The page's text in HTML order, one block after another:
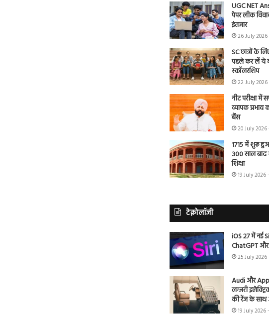
UGC NET
पेपर लीक
इंतजार
26 July 2026
SC छात्रों के
पहले कर लें ये
स्कॉलरशिप
22 July 2026
नीट परीक्षा में
व्यापक प्रभाव
बैंस
20 July 2026
1715 में शुरू
300 साल बाद
शिक्षा
19 July 2026
टेक्नोलॉजी
iOS 27 में नई
ChatGPT
25 July 2026
Audi और
लग्जरी
की रेंज के साथ
19 July 2026